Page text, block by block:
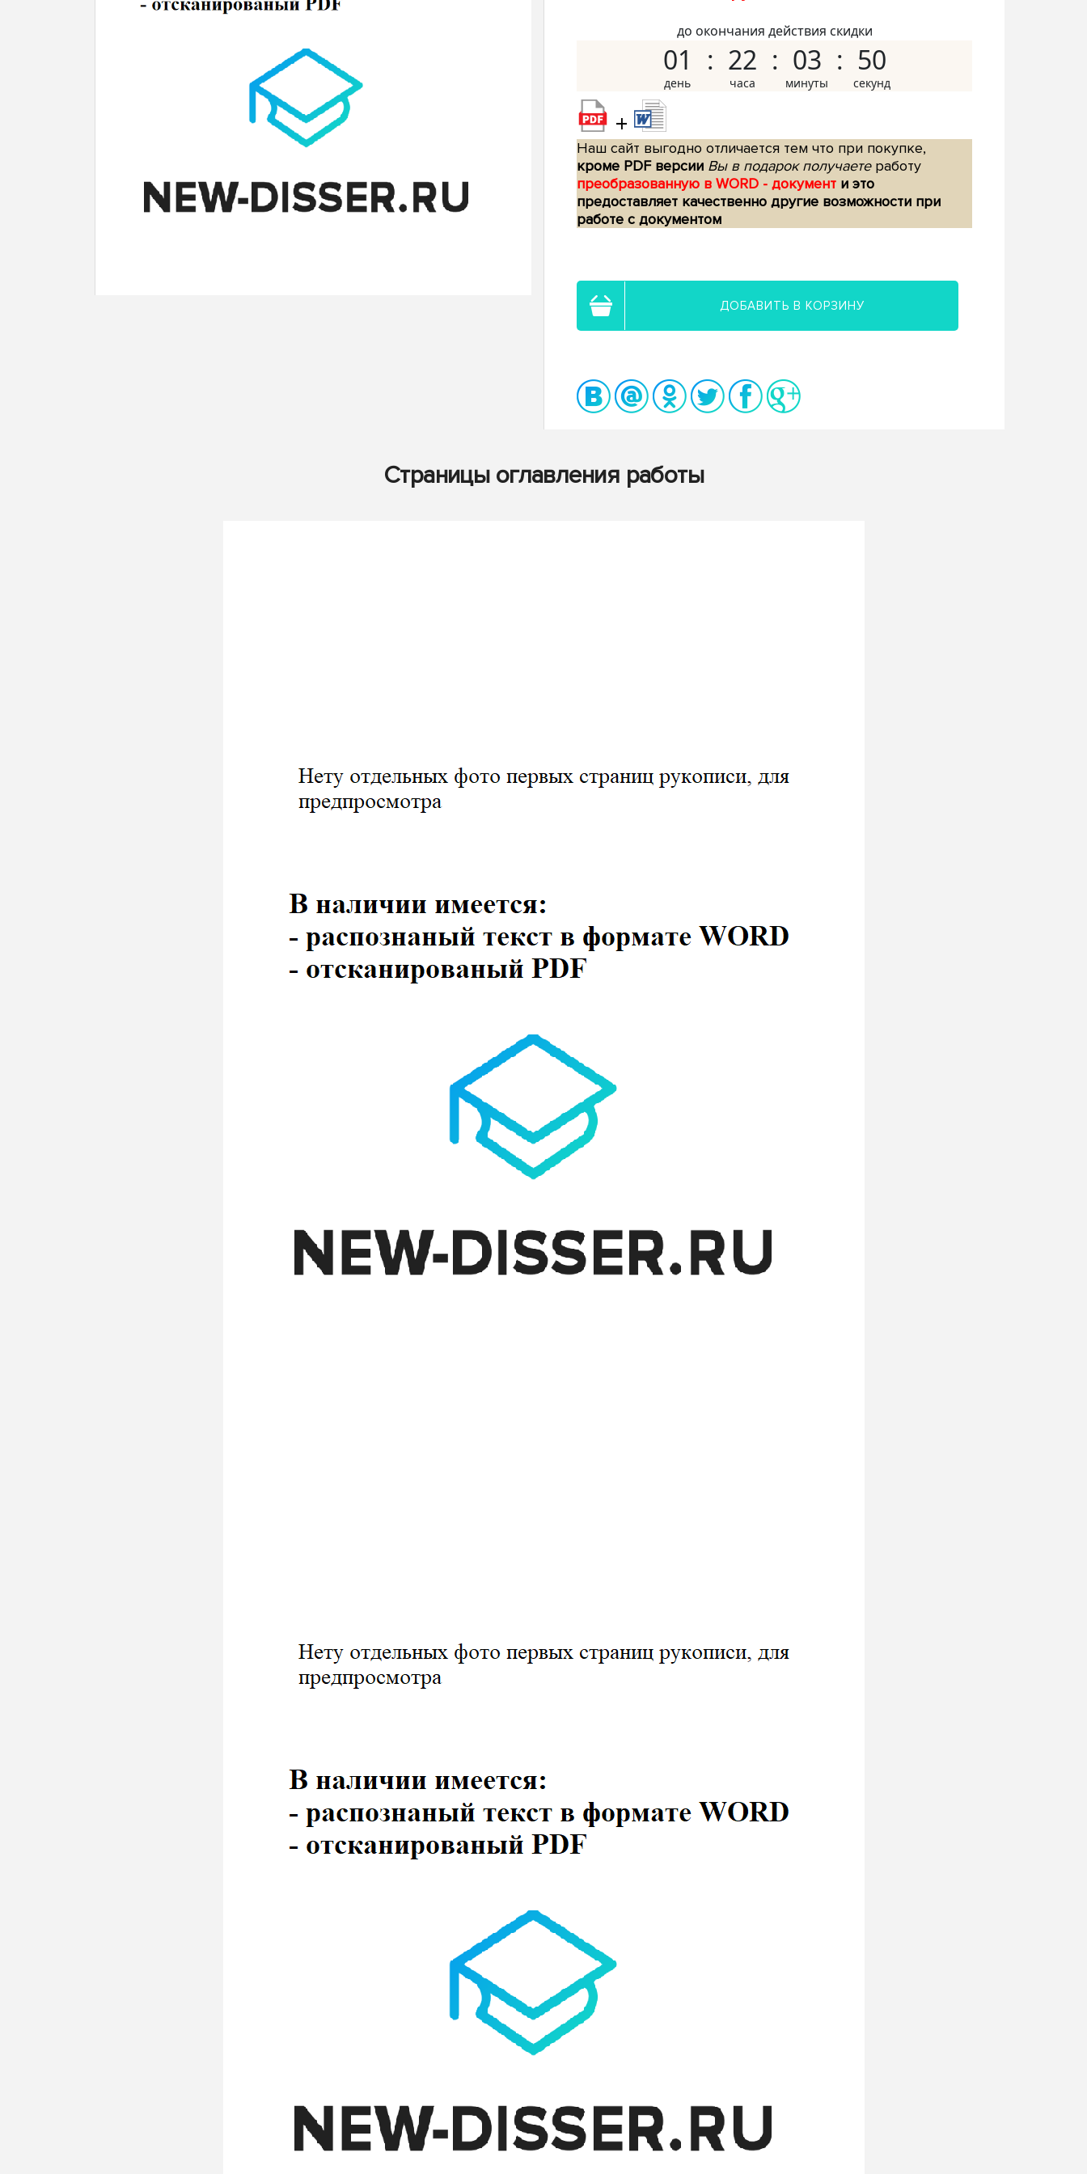
до окончания действия скидки
01 22 03 49
+
Наш сайт выгодно отличается тем что при покупке,
кроме PDF версии Вы в подарок получаетеработу
преобразованную в WORD - документ и это
предоставляет качественно другие возможности при
работе с документом
ДОБАВИТЬ В КОРЗИНУ
Страницы оглавления работы